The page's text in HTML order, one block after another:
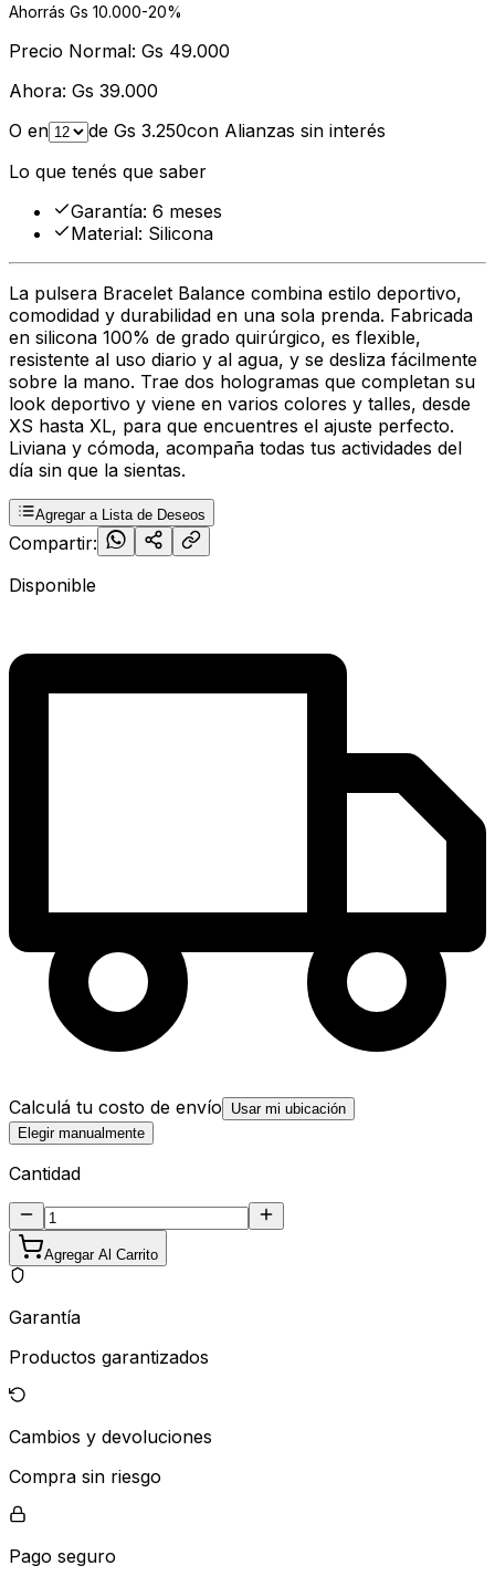
Ahorrás Gs 10.000-20%
Precio Normal: Gs 49.000
Ahora: Gs 39.000
O en
de Gs 3.250con Alianzas sin interés
Lo que tenés que saber
Garantía: 6 meses
Material: Silicona
La pulsera Bracelet Balance combina estilo deportivo,
comodidad y durabilidad en una sola prenda. Fabricada
en silicona 100% de grado quirúrgico, es flexible,
resistente al uso diario y al agua, y se desliza fácilmente
sobre la mano. Trae dos hologramas que completan su
look deportivo y viene en varios colores y talles, desde
XS hasta XL, para que encuentres el ajuste perfecto.
Liviana y cómoda, acompaña todas tus actividades del
día sin que la sientas.
Agregar a Lista de Deseos
Compartir:
Disponible
Calculá tu costo de envío
Usar mi ubicación
Elegir manualmente
Cantidad
Agregar Al Carrito
Garantía
Productos garantizados
Cambios y devoluciones
Compra sin riesgo
Pago seguro